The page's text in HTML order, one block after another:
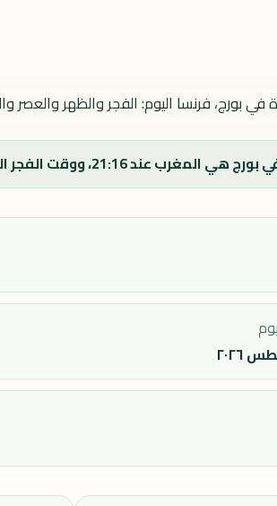
بورج، فرنسا اليوم: الفجر والظهر والعصر
عند 21:16، ووقت الفجر اليوم 05:17.